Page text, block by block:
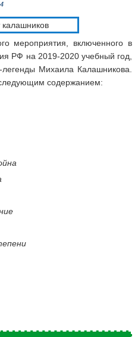
мероприятия, включенного в
РФ на 2019-2020 учебный год,
Михаила Калашникова.
содержанием: